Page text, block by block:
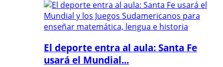
El deporte entra al aula: Santa Fe
usará el Mundial...